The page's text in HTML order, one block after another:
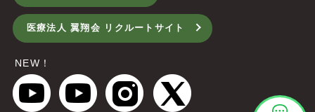
医療法人 翼翔会 リクルートサイト
NEW！